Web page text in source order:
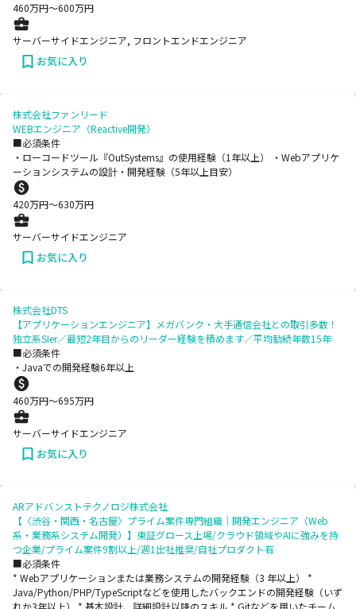
460万円〜600万円
サーバーサイドエンジニア, フロントエンドエンジニア
お気に入り
株式会社ファンリード
WEBエンジニア（Reactive開発）
■必須条件
・ローコードツール『OutSystems』の使用経験（1年以上） ・Webアプリケ
ーションシステムの設計・開発経験（5年以上目安）
420万円〜630万円
サーバーサイドエンジニア
お気に入り
株式会社DTS
【アプリケーションエンジニア】メガバンク・大手通信会社との取引多数！
独立系SIer／最短2年目からのリーダー経験を積めます／平均勤続年数15年
■必須条件
・Javaでの開発経験6年以上
460万円〜695万円
サーバーサイドエンジニア
お気に入り
ARアドバンストテクノロジ株式会社
【〈渋谷・関西・名古屋〉プライム案件専門組織｜開発エンジニア（Web
系・業務系システム開発）】東証グロース上場/クラウド領域やAIに強みを持
つ企業/プライム案件9割以上/週1出社推奨/自社プロダクト有
■必須条件
* Webアプリケーションまたは業務システムの開発経験（3 年以上） *
Java/Python/PHP/TypeScriptなどを使用したバックエンドの開発経験（いず